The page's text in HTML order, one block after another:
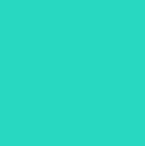
На премьере
что устал быть